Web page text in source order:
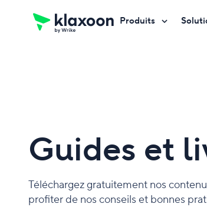
Produits
Guides et
Téléchargez gratuitement nos
profiter de nos conseils et bonnes